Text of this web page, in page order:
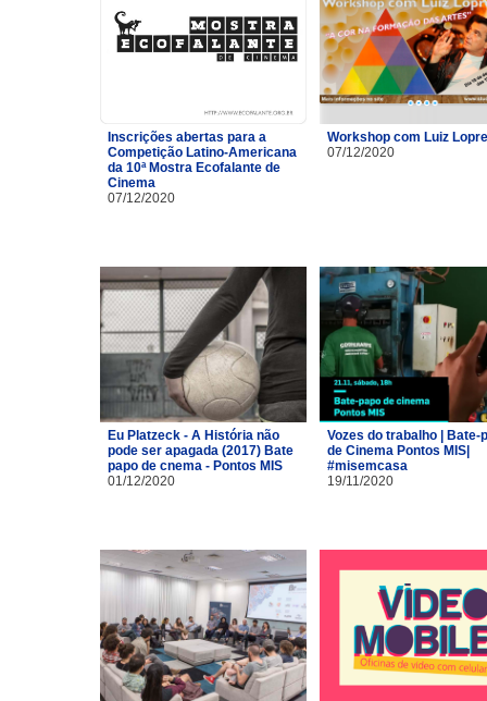
Inscrições abertas para a
Competição Latino-Americana
da 10ª Mostra Ecofalante de
Cinema
07/12/2020
Workshop com Luiz
07/12/2020
Eu Platzeck - A História não
pode ser apagada (2017) Bate
papo de cnema - Pontos MIS
01/12/2020
Vozes do trabalho | Bate-
de Cinema Pontos MIS|
#misemcasa
19/11/2020